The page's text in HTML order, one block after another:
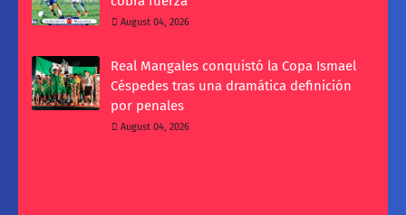
August 04, 2026
Real Mangales conquistó la Copa Ismael
Céspedes tras una dramática definición
por penales
August 04, 2026